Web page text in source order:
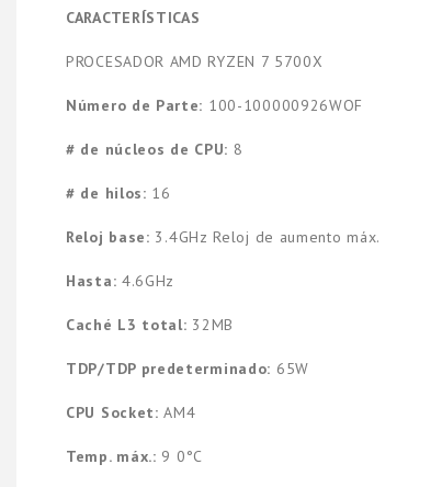
CARACTERÍSTICAS
PROCESADOR AMD RYZEN 7 5700X
Número de Parte: 100-100000926WOF
# de núcleos de CPU: 8
# de hilos: 16
Reloj base: 3.4GHz Reloj de aumento máx.
Hasta: 4.6GHz
Caché L3 total: 32MB
TDP/TDP predeterminado: 65W
CPU Socket: AM4
Temp. máx.: 9 0°C